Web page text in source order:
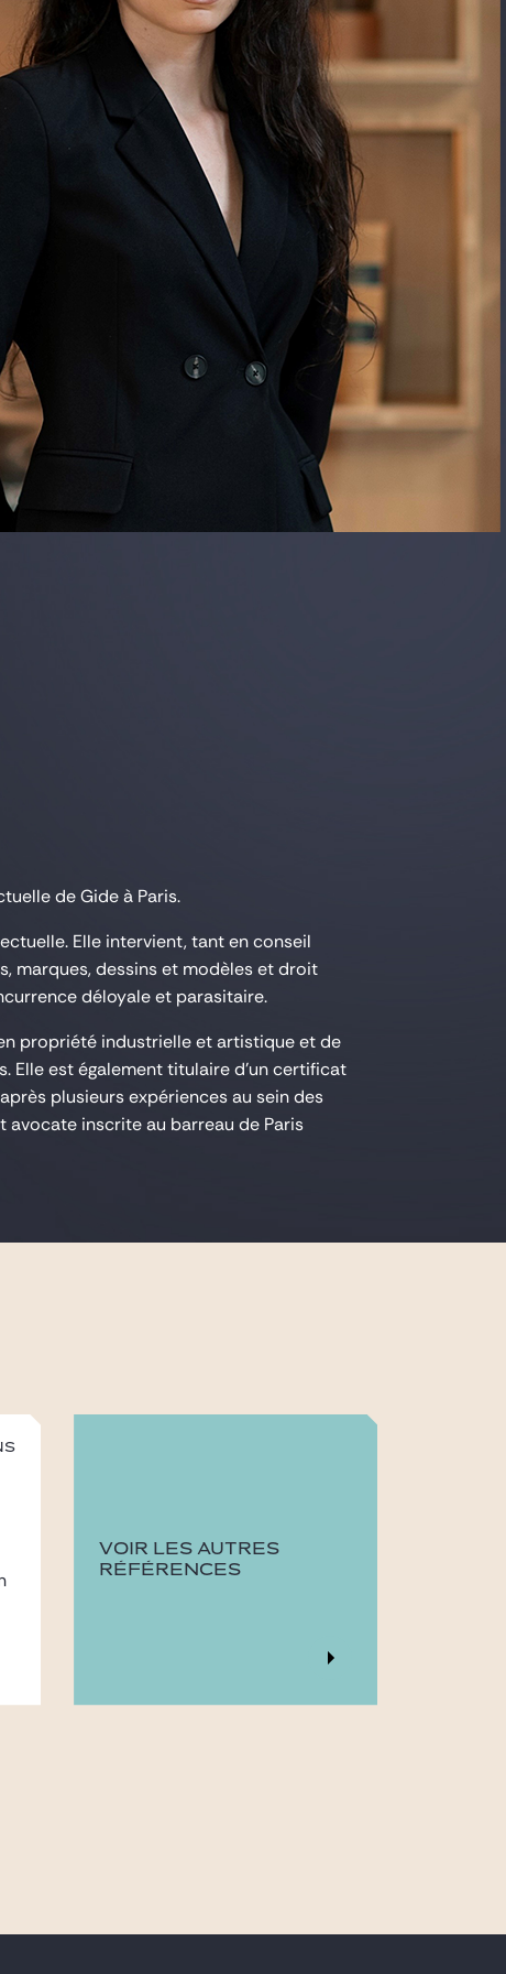
de Gide à Paris.
Elle intervient, tant en conseil
marques, dessins et modèles et droit
déloyale et parasitaire.
propriété industrielle et artistique et de
Elle est également titulaire d'un certificat
plusieurs expériences au sein des
avocate inscrite au barreau de Paris
VOIR LES AUTRES
RÉFÉRENCES